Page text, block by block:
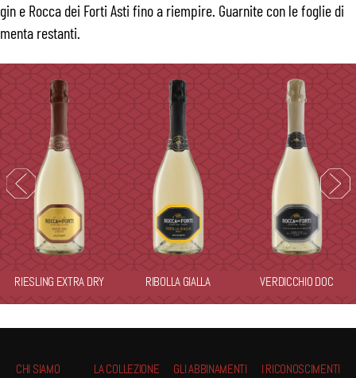
gin e Rocca dei Forti Asti fino a riempire. Guarnite con le foglie di
menta restanti.
RIESLING EXTRA DRY RIBOLLA GIALLA VERDICCHIO DOC
CHI SIAMO
LA COLLEZIONE
GLI ABBINAMENTI
I RICONOSCIMENTI